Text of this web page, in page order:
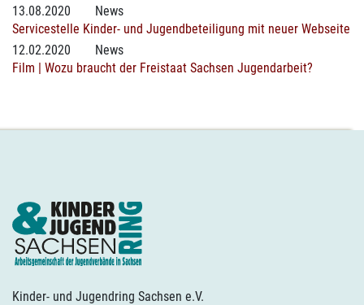
13.08.2020
News
Servicestelle Kinder- und Jugendbeteiligung mit neuer Webseite
12.02.2020
News
Film | Wozu braucht der Freistaat Sachsen Jugendarbeit?
Kinder- und Jugendring Sachsen e.V.